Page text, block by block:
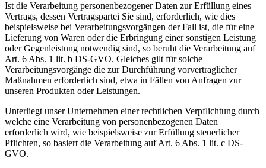
Ist die Verarbeitung personenbezogener Daten zur Erfüllung eines
Vertrags, dessen Vertragspartei Sie sind, erforderlich, wie dies
beispielsweise bei Verarbeitungsvorgängen der Fall ist, die für eine
Lieferung von Waren oder die Erbringung einer sonstigen Leistung
oder Gegenleistung notwendig sind, so beruht die Verarbeitung auf
Art. 6 Abs. 1 lit. b DS-GVO. Gleiches gilt für solche
Verarbeitungsvorgänge die zur Durchführung vorvertraglicher
Maßnahmen erforderlich sind, etwa in Fällen von Anfragen zur
unseren Produkten oder Leistungen.
Unterliegt unser Unternehmen einer rechtlichen Verpflichtung durch
welche eine Verarbeitung von personenbezogenen Daten
erforderlich wird, wie beispielsweise zur Erfüllung steuerlicher
Pflichten, so basiert die Verarbeitung auf Art. 6 Abs. 1 lit. c DS-
GVO.